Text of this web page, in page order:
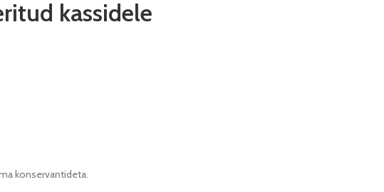
kassidele
konservantideta.